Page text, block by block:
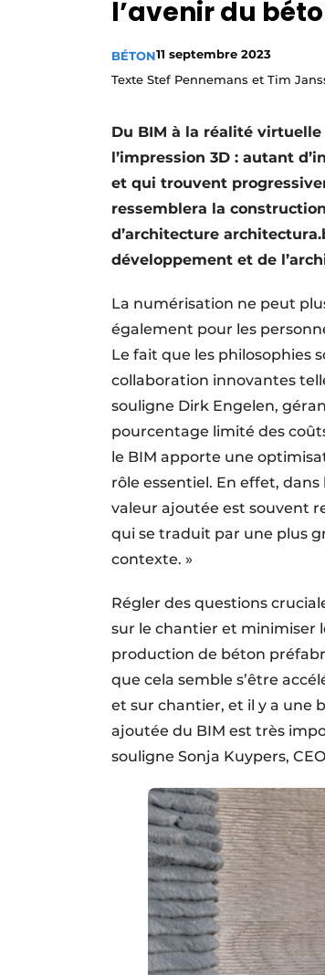
Termes et conditions
Video’s
l’avenir du
BÉTON11 septembre 2023
Texte Stef Pennemans et Tim
Du BIM à la réalité
l’impression 3D : autant
et qui trouvent
ressemblera la
d’architecture
développement et de
La numérisation ne peut
également pour les
Le fait que les philosophies
collaboration innovantes
souligne Dirk Engelen,
pourcentage limité des
le BIM apporte une
rôle essentiel. En effet,
valeur ajoutée est souvent
qui se traduit par une plus
contexte. »
Régler des questions
sur le chantier et minimiser
production de béton
que cela semble s’être
et sur chantier, et il y a une
ajoutée du BIM est très
souligne Sonja Kuypers,